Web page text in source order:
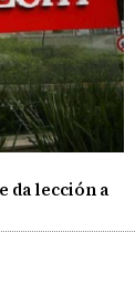
da lección a